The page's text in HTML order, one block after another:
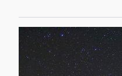
ayuda
a